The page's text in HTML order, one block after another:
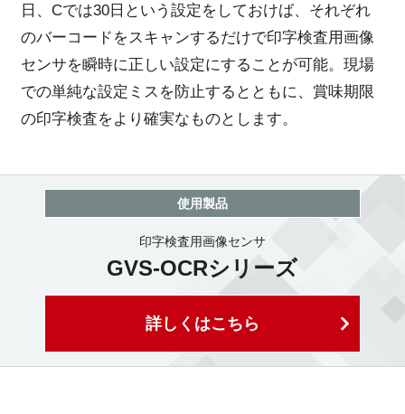
日、Cでは30日という設定をしておけば、それぞれ
のバーコードをスキャンするだけで印字検査用画像
センサを瞬時に正しい設定にすることが可能。現場
での単純な設定ミスを防止するとともに、賞味期限
の印字検査をより確実なものとします。
使用製品
印字検査用画像センサ
GVS-OCRシリーズ
詳しくはこちら